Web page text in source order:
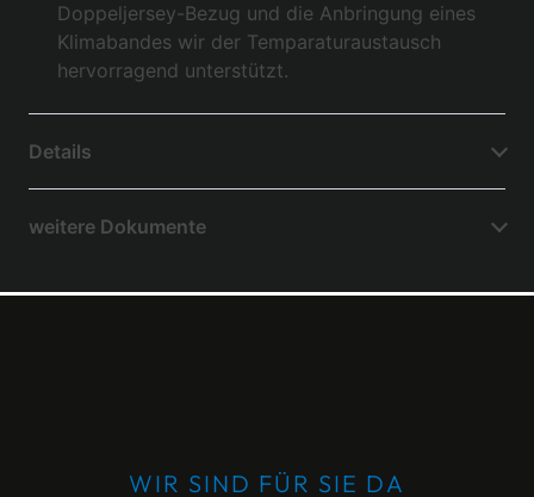
Doppeljersey-Bezug und die Anbringung eines
Klimabandes wir der Temparaturaustausch
hervorragend unterstützt.
Details
weitere Dokumente
WIR SIND FÜR SIE DA